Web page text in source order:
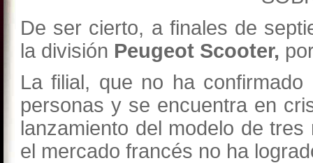
De ser cierto, a finales de
la división Peugeot Scooter,
La filial, que no ha
personas y se encuentra en
lanzamiento del modelo de
el mercado francés no ha